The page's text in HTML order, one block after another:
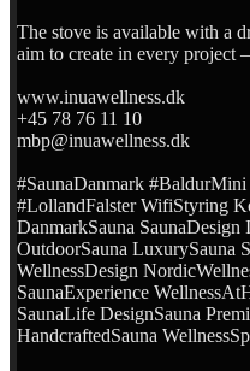
The stove is available with a
aim to create in every project
www.inuawellness.dk
+45 78 76 11 10
mbp@inuawellness.dk
#SaunaDanmark
#LollandFalster WifiStyring
DanmarkSauna
OutdoorSauna LuxurySauna
WellnessDesign
SaunaExperience
SaunaLife DesignSauna
HandcraftedSauna